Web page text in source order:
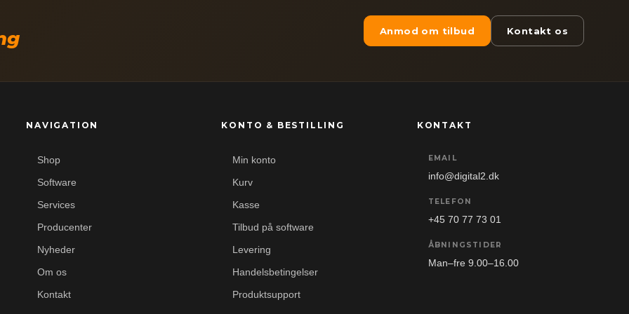
Anmod om tilbud Kontakt os
NAVIGATION
Shop
Software
Services
Producenter
Nyheder
Om os
Kontakt
KONTO & BESTILLING
Min konto
Kurv
Kasse
Tilbud på software
Levering
Handelsbetingelser
Produktsupport
KONTAKT
EMAIL
info@digital2.dk
TELEFON
+45 70 77 73 01
ÅBNINGSTIDER
Man–fre 9.00–16.00